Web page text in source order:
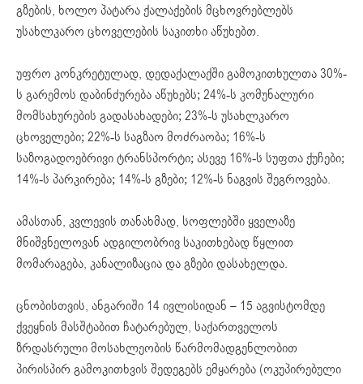
გზების, ხოლო პატარა ქალაქების მცხოვრებლებს
უსახლკარო ცხოველების საკითხი აწუხებთ.
უფრო კონკრეტულად, დედაქალაქში გამოკითხულთა 30%-
ს გარემოს დაბინძურება აწუხებს; 24%-ს კომუნალური
მომსახურების გადასახადები; 23%-ს უსახლკარო
ცხოველები; 22%-ს საგზაო მოძრაობა; 16%-ს
საზოგადოებრივი ტრანსპორტი; ასევე 16%-ს სუფთა ქუჩები;
14%-ს პარკირება; 14%-ს გზები; 12%-ს ნაგვის შეგროვება.
ამასთან, კვლევის თანახმად, სოფლებში ყველაზე
მნიშვნელოვან ადგილობრივ საკითხებად წყლით
მომარაგება, კანალიზაცია და გზები დასახელდა.
ცნობისთვის, ანგარიში 14 ივლისიდან – 15 აგვისტომდე
ქვეყნის მასშტაბით ჩატარებულ, საქართველოს
ზრდასრული მოსახლეობის წარმომადგენლობით
პირისპირ გამოკითხვის შედეგებს ემყარება (ოკუპირებული